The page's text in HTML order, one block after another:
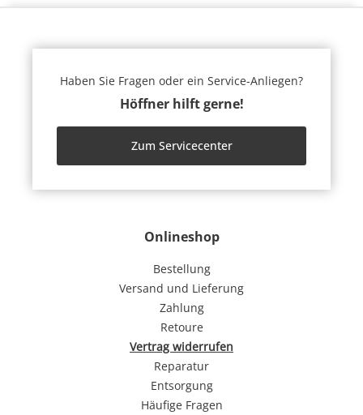
Onlineshop
Bestellung
Versand und Lieferung
Zahlung
Retoure
Vertrag widerrufen
Reparatur
Entsorgung
Häufige Fragen
Haben Sie Fragen oder ein Service-Anliegen?
Höffner hilft gerne!
Zum Servicecenter